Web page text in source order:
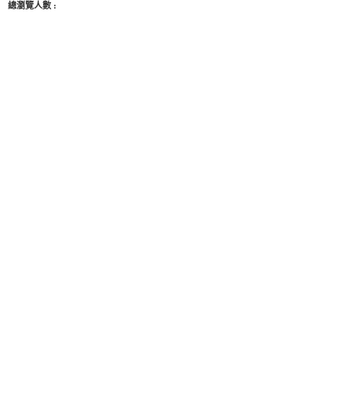
總瀏覽人數 :